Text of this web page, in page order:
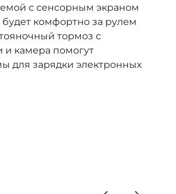
с сенсорным экраном
комфортно за рулем
тормоз с
и камера помогут
для зарядки электронных